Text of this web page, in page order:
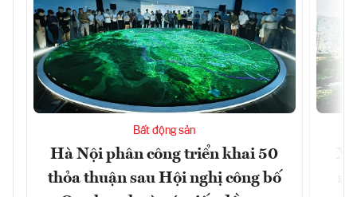
Bất động sản
Hà Nội phân công triển khai 50
thỏa thuận sau Hội nghị công bố